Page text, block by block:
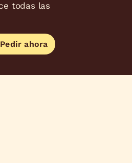
todas las
Pedir ahora